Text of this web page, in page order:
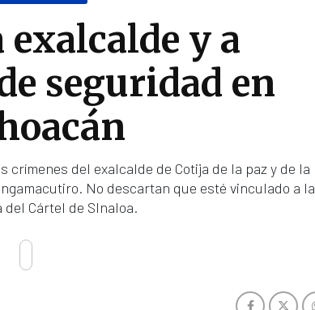
exalcalde y a
seguridad en
crímenes del exalcalde de Cotija de la paz y de la
No descartan que esté vinculado a la
Cártel de SInaloa.